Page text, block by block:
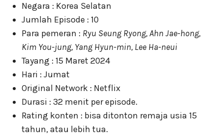
Negara : Korea Selatan
Jumlah Episode : 10
Para pemeran : Ryu Seung Ryong, Ahn Jae-hong,
Kim You-jung, Yang Hyun-min, Lee Ha-neui
Tayang : 15 Maret 2024
Hari : Jumat
Original Network : Netflix
Durasi : 32 menit per episode.
Rating konten : bisa ditonton remaja usia 15
tahun, atau lebih tua.